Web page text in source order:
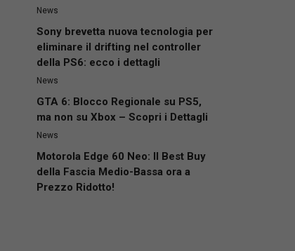
News
Sony brevetta nuova tecnologia per
eliminare il drifting nel controller
della PS6: ecco i dettagli
News
GTA 6: Blocco Regionale su PS5,
ma non su Xbox – Scopri i Dettagli
News
Motorola Edge 60 Neo: Il Best Buy
della Fascia Medio-Bassa ora a
Prezzo Ridotto!